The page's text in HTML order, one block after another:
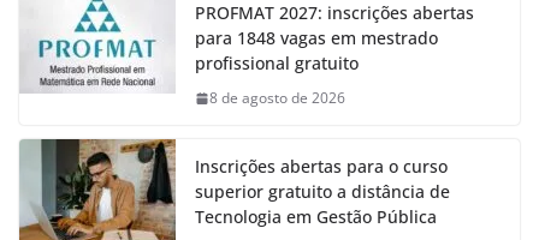
PROFMAT 2027: inscrições abertas
para 1848 vagas em mestrado
profissional gratuito
8 de agosto de 2026
Inscrições abertas para o curso
superior gratuito a distância de
Tecnologia em Gestão Pública